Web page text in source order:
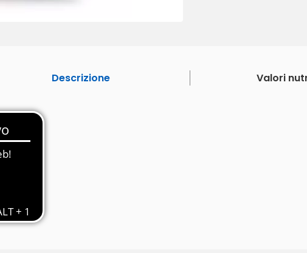
Descrizione Valori